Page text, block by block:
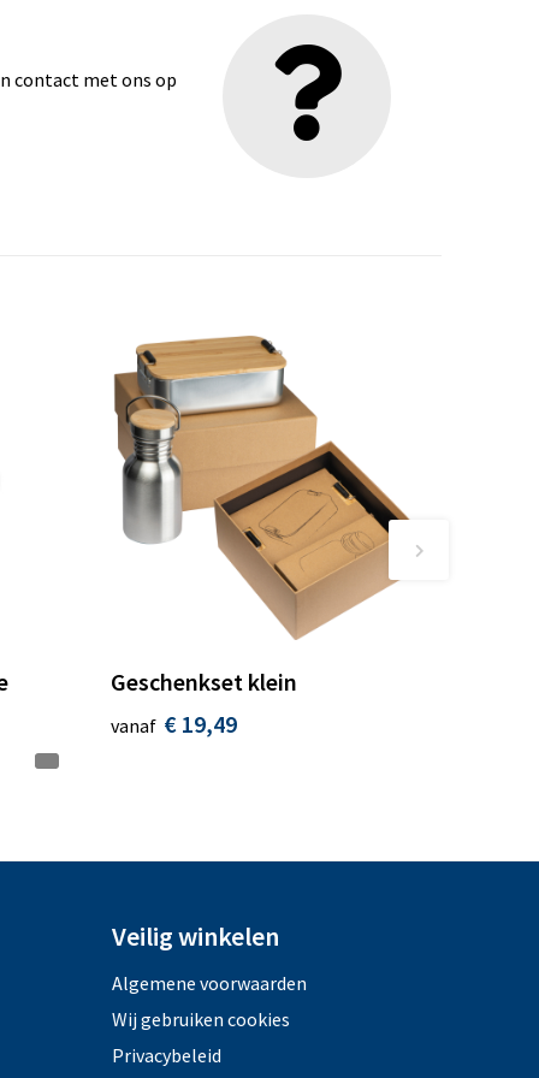
contact met ons op
Geschenkset klein
vanaf € 19,49
Veilig winkelen
Algemene voorwaarden
Wij gebruiken cookies
Privacybeleid